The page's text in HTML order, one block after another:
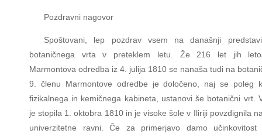
Pozdravni nagovor
Spoštovani, lep pozdrav vsem na današnji
botaničnega vrta v preteklem letu. Že 216 let jih
Marmontova odredba iz 4. julija 1810 se nanaša tudi na
9. členu Marmontove odredbe je določeno, naj se poleg
fizikalnega in kemičnega kabineta, ustanovi še botanični vrt.
je stopila 1. oktobra 1810 in je visoke šole v Iliriji povzdignila
univerzitetne ravni. Če za primerjavo damo učinkovitost